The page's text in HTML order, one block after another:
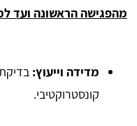
מהפגישה הראשונה ועד
מדידה וייעוץ:
קונסטרוקטיבי.